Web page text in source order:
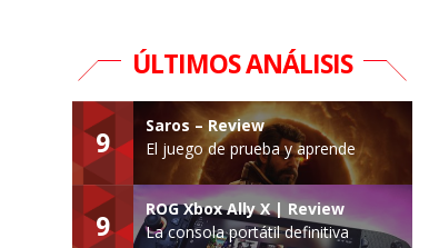
ÚLTIMOS ANÁLISIS
9
Saros – Review
El juego de prueba y aprende
9
ROG Xbox Ally X | Review
La consola portátil definitiva